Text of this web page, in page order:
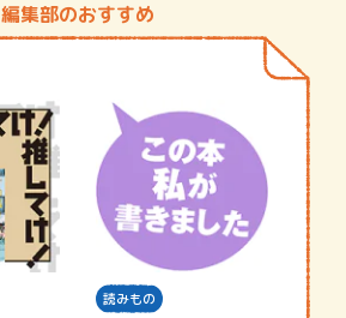
編集部のおすすめ
読みもの